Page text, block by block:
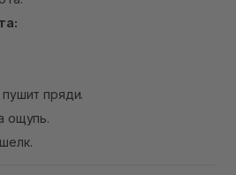
пряди.
ощупь.